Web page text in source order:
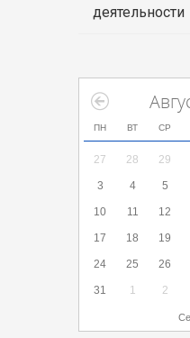
деятельности
ПН ВТ СР
27 28 29
3 4 5
10 11 12
17 18 19
24 25 26
31 1 2